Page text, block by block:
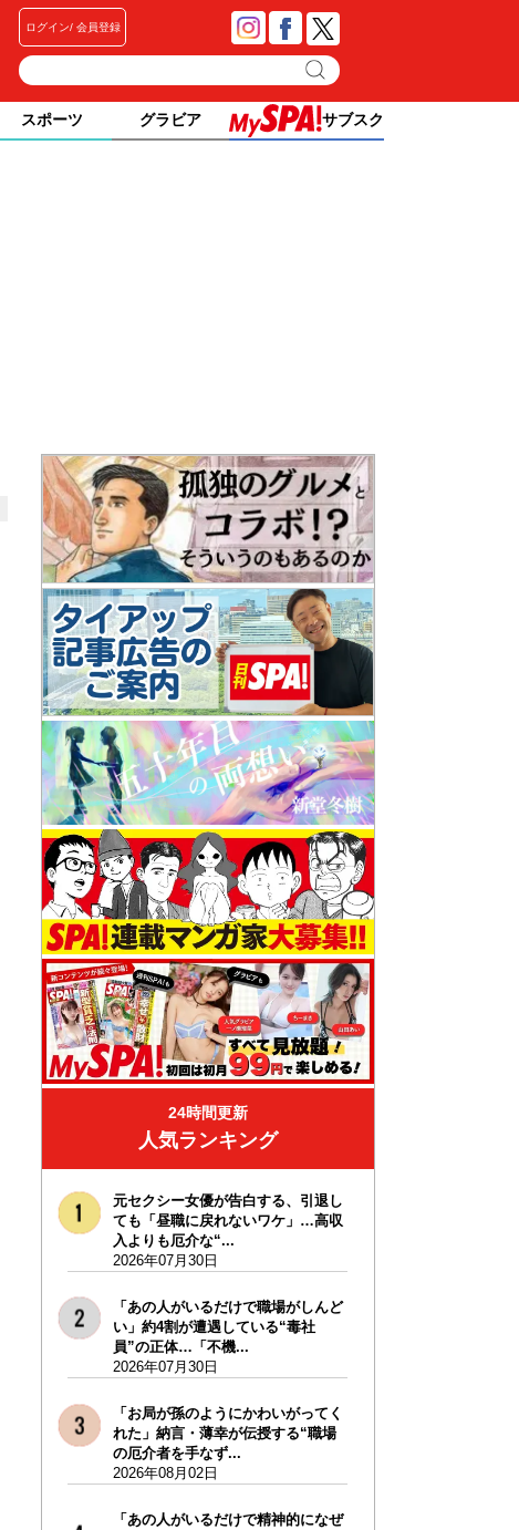
ログイン 会員登録
スポーツ グラビア サブスク
24時間更新
人気ランキング
元セクシー女優が告白する、引退し
ても「昼職に戻れないワケ」…高収
入よりも厄介な“...
2026年07月30日
「あの人がいるだけで職場がしんど
い」約4割が遭遇している“毒社
員”の正体…「不機...
2026年07月30日
「お局が孫のようにかわいがってく
れた」納言・薄幸が伝授する“職場
の厄介者を手なず...
2026年08月02日
「あの人がいるだけで精神的になぜ